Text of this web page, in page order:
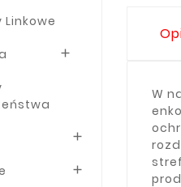
Linkowe



W